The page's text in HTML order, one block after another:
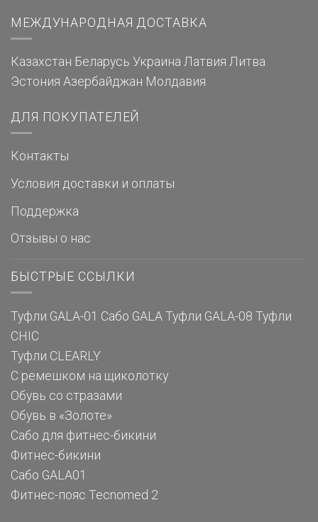
МЕЖДУНАРОДНАЯ ДОСТАВКА
Казахстан Беларусь Украина Латвия Литва
Эстония Азербайджан Молдавия
ДЛЯ ПОКУПАТЕЛЕЙ
Контакты
Условия доставки и оплаты
Поддержка
Отзывы о нас
БЫСТРЫЕ ССЫЛКИ
Туфли GALA-01 Сабо GALA Туфли GALA-08 Туфли
CHIC
Туфли CLEARLY
С ремешком на щиколотку
Обувь со стразами
Обувь в «Золоте»
Сабо для фитнес-бикини
Фитнес-бикини
Сабо GALA01
Фитнес-пояс Tecnomed 2